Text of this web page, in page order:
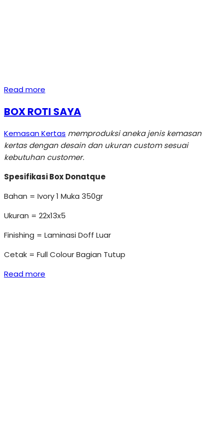
Read more
BOX ROTI SAYA
Kemasan Kertas memproduksi aneka jenis kemasan
kertas dengan desain dan ukuran custom sesuai
kebutuhan customer.
Spesifikasi Box Donatque
Bahan = Ivory 1 Muka 350gr
Ukuran = 22x13x5
Finishing = Laminasi Doff Luar
Cetak = Full Colour Bagian Tutup
Read more